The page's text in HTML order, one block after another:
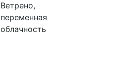
Ветрено,
переменная
облачность